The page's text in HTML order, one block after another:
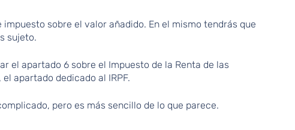
impuesto sobre el valor añadido. En el mismo tendrás que
sujeto.
el apartado 6 sobre el Impuesto de la Renta de las
apartado dedicado al IRPF.
pero es más sencillo de lo que parece.